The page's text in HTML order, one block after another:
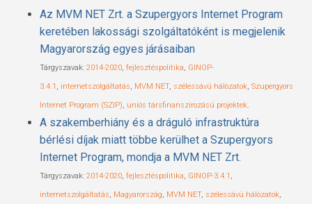
Az MVM NET Zrt. a Szupergyors Internet Program
keretében lakossági szolgáltatóként is megjelenik
Magyarország egyes járásaiban
Tárgyszavak: 2014-2020, fejlesztéspolitika, GINOP-
3.4.1 , internetszolgáltatás, MVM NET, szélessávú hálózatok, Szupergyors
Internet Program (SZIP), uniós társfinanszírozású projektek.
A szakemberhiány és a dráguló infrastruktúra
bérlési díjak miatt többe kerülhet a Szupergyors
Internet Program, mondja a MVM NET Zrt.
Tárgyszavak: 2014-2020, fejlesztéspolitika, GINOP-3.4.1 ,
internetszolgáltatás, Magyarország, MVM NET, szélessávú hálózatok,